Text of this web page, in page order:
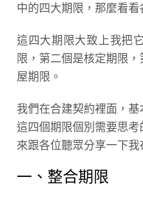
中的四大期限，那麼看
這四大期限大致上我把
限，第二個是核定期限
屋期限。
我們在合建契約裡面，
這四個期限個別需要思
來跟各位聽眾分享一下
一、整合期限